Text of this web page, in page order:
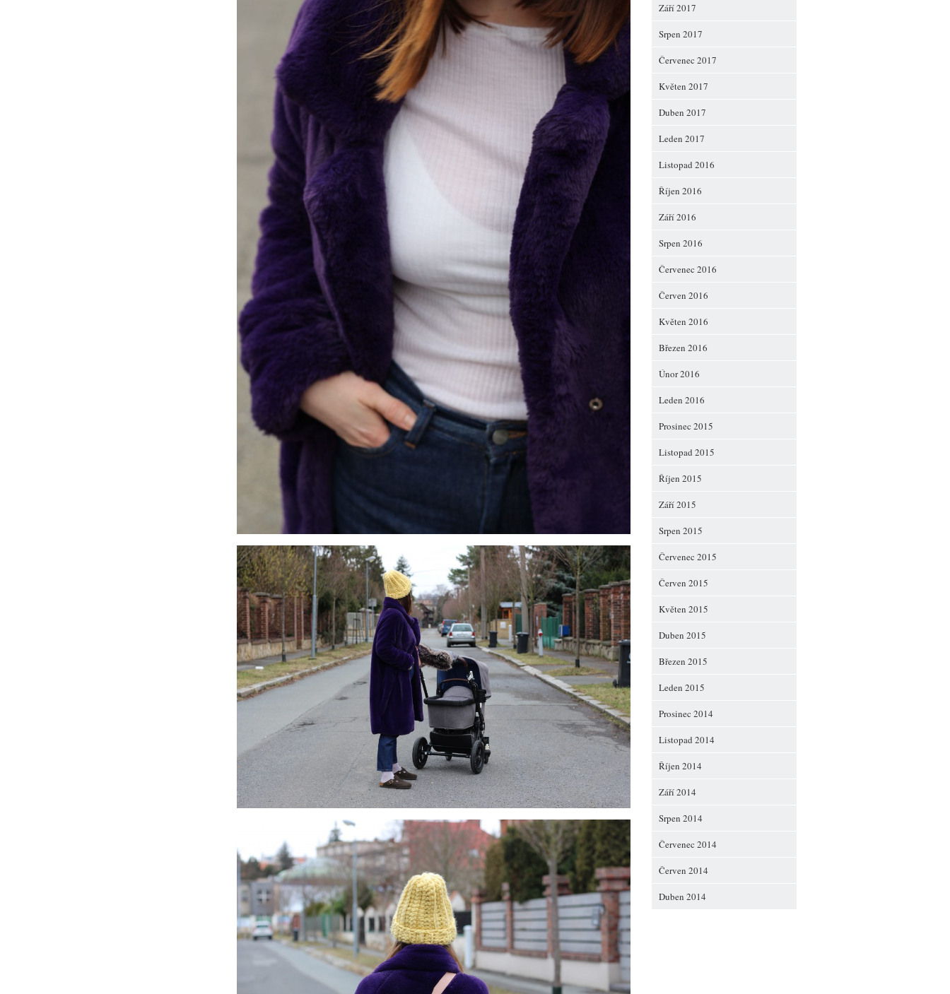
Září 2017
Srpen 2017
Červenec 2017
Květen 2017
Duben 2017
Leden 2017
Listopad 2016
Říjen 2016
Září 2016
Srpen 2016
Červenec 2016
Červen 2016
Květen 2016
Březen 2016
Únor 2016
Leden 2016
Prosinec 2015
Listopad 2015
Říjen 2015
Září 2015
Srpen 2015
Červenec 2015
Červen 2015
Květen 2015
Duben 2015
Březen 2015
Leden 2015
Prosinec 2014
Listopad 2014
Říjen 2014
Září 2014
Srpen 2014
Červenec 2014
Červen 2014
Duben 2014